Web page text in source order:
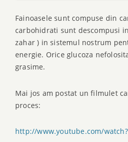
Fainoasele sunt compuse din
carbohidrati sunt descompusi
zahar ) in sistemul nostrum
energie. Orice glucoza
grasime.
Mai jos am postat un filmulet
proces:
http://www.youtube.com/